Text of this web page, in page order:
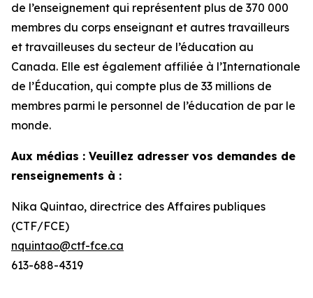
de l’enseignement qui représentent plus de 370 000
membres du corps enseignant et autres travailleurs
et travailleuses du secteur de l’éducation au
Canada. Elle est également affiliée à l’Internationale
de l’Éducation, qui compte plus de 33 millions de
membres parmi le personnel de l’éducation de par le
monde.
Aux médias : Veuillez adresser vos demandes de
renseignements à :
Nika Quintao, directrice des Affaires publiques
(CTF/FCE)
nquintao@ctf-fce.ca
613-688-4319